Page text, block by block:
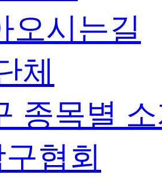
오시는길
체
종목별
구협회